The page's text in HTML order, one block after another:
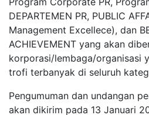
DEPARTEMEN PR, PUBLIC
Management Excellece), dan
ACHIEVEMENT yang akan
korporasi/lembaga/organisasi
trofi terbanyak di seluruh
Pengumuman dan undangan
akan dikirim pada 13 Januari